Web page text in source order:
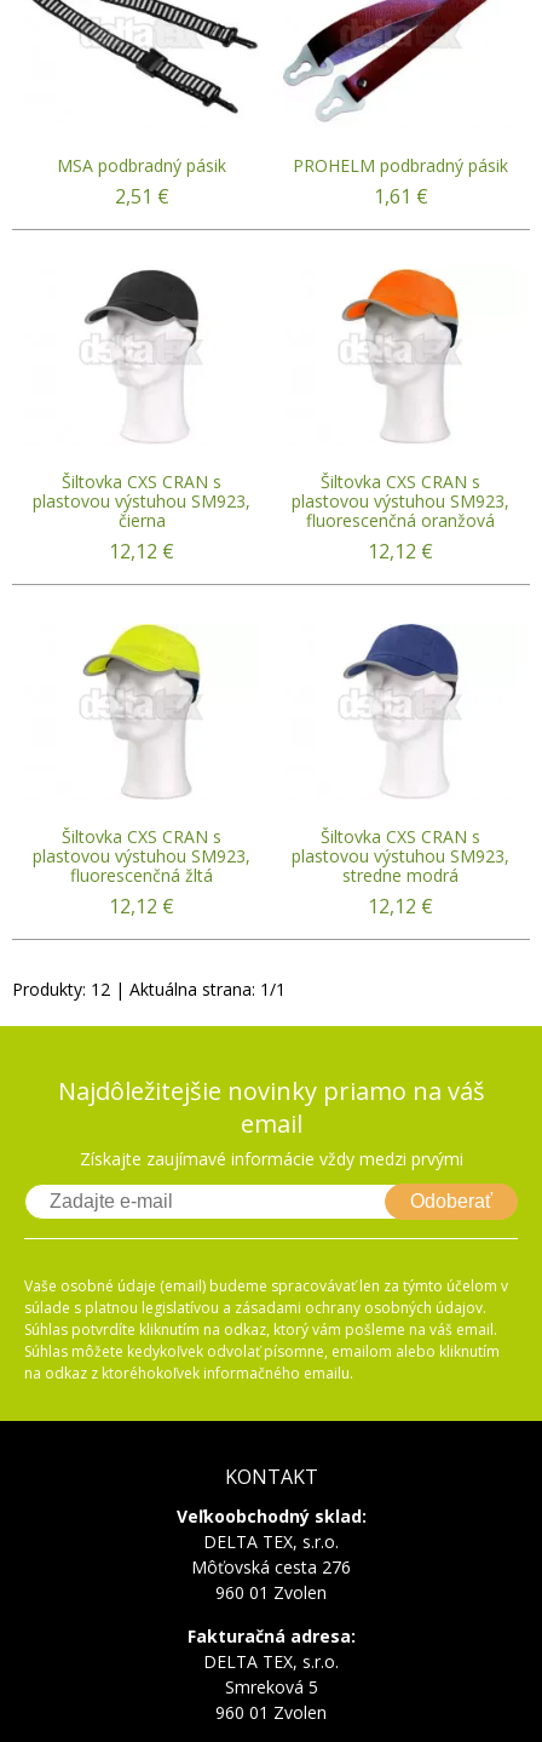
MSA podbradný pásik
2,51 €
PROHELM podbradný pásik
1,61 €
Šiltovka CXS CRAN s
plastovou výstuhou SM923,
čierna
12,12 €
Šiltovka CXS CRAN s
plastovou výstuhou SM923,
fluorescenčná oranžová
12,12 €
Šiltovka CXS CRAN s
plastovou výstuhou SM923,
fluorescenčná žltá
12,12 €
Šiltovka CXS CRAN s
plastovou výstuhou SM923,
stredne modrá
12,12 €
Produkty: 12 | Aktuálna strana: 1/1
Najdôležitejšie novinky priamo na váš
email
Získajte zaujímavé informácie vždy medzi prvými
Odoberať
Vaše osobné údaje (email) budeme spracovávať len za týmto účelom v
súlade s platnou legislatívou a zásadami ochrany osobných údajov.
Súhlas potvrdíte kliknutím na odkaz, ktorý vám pošleme na váš email.
Súhlas môžete kedykoľvek odvolať písomne, emailom alebo kliknutím
na odkaz z ktoréhokoľvek informačného emailu.
KONTAKT
Veľkoobchodný sklad:
DELTA TEX, s.r.o.
Môťovská cesta 276
960 01 Zvolen
Fakturačná adresa:
DELTA TEX, s.r.o.
Smreková 5
960 01 Zvolen